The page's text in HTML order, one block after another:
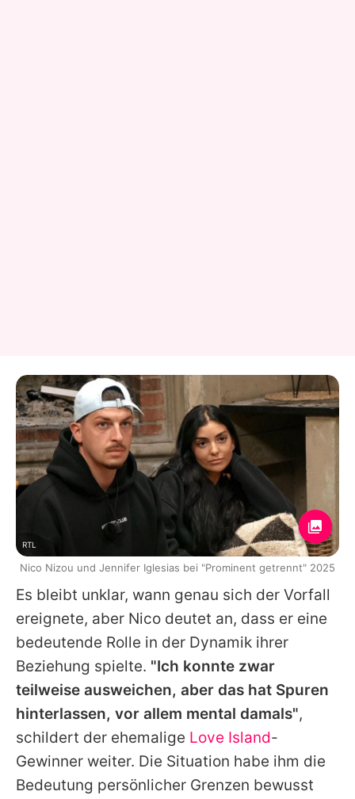
Es bleibt unklar, wann genau sich der Vorfall
ereignete, aber Nico deutet an, dass er eine
bedeutende Rolle in der Dynamik ihrer
Beziehung spielte. "Ich konnte zwar
teilweise ausweichen, aber das hat Spuren
hinterlassen, vor allem mental damals",
schildert der ehemalige Love Island-
Gewinner weiter. Die Situation habe ihm die
Bedeutung persönlicher Grenzen bewusst
RTL
Nico Nizou und Jennifer Iglesias bei "Prominent getrennt" 2025